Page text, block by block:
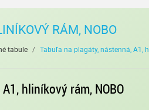
RÁM, NOBO
tabule / Tabuľa na plagáty, nástenná, A1,
hliníkový rám, NOBO